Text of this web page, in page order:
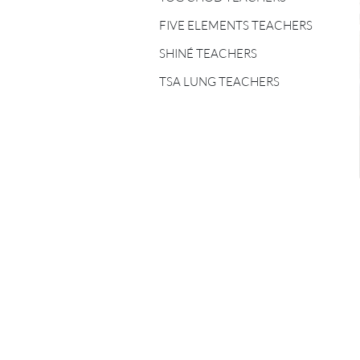
TEACHERS
SHINÉ TEACHERS
TSA LUNG TEACHERS
FIVE ELEMENTS TEACHERS
SHINÉ TEACHERS
TSA LUNG TEACHERS